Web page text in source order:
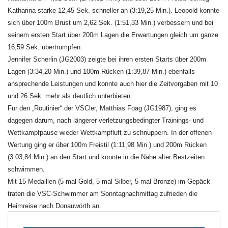
Katharina starke 12,45 Sek. schneller an (3:19,25 Min.). Leopold konnte
sich über 100m Brust um 2,62 Sek. (1:51,33 Min.) verbessern und bei
seinem ersten Start über 200m Lagen die Erwartungen gleich um ganze
16,59 Sek. übertrumpfen.
Jennifer Scherlin (JG2003) zeigte bei ihren ersten Starts über 200m
Lagen (3:34,20 Min.) und 100m Rücken (1:39,87 Min.) ebenfalls
ansprechende Leistungen und konnte auch hier die Zeitvorgaben mit 10
und 26 Sek. mehr als deutlich unterbieten.
Für den „Routinier“ der VSCler, Matthias Foag (JG1987), ging es
dagegen darum, nach längerer verletzungsbedingter Trainings- und
Wettkampfpause wieder Wettkampfluft zu schnuppern. In der offenen
Wertung ging er über 100m Freistil (1:11,98 Min.) und 200m Rücken
(3:03,84 Min.) an den Start und konnte in die Nähe alter Bestzeiten
schwimmen.
Mit 15 Medaillen (5-mal Gold, 5-mal Silber, 5-mal Bronze) im Gepäck
traten die VSC-Schwimmer am Sonntagnachmittag zufrieden die
Heimreise nach Donauwörth an.